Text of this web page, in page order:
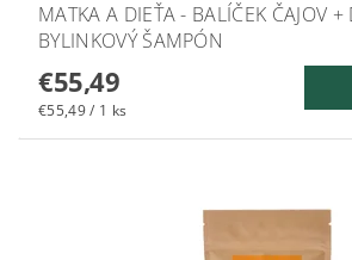
MATKA A DIEŤA - BALÍČEK ČAJOV +
BYLINKOVÝ ŠAMPÓN
€55,49
€55,49 / 1 ks